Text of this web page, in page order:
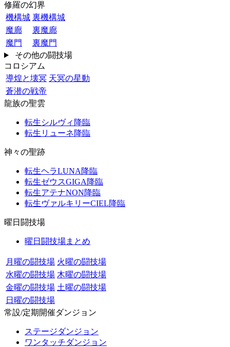
修羅の幻界
機構城 裏機構城
魔廊
裏魔廊
魔門
裏魔門
その他の闘技場
コロシアム
導煌と壊冥 天冥の星動
蒼潜の戦帝
龍族の聖雲
転生シルヴィ降臨
転生リューネ降臨
神々の聖跡
転生ヘラLUNA降臨
転生ゼウスGIGA降臨
転生アテナNON降臨
転生ヴァルキリーCIEL降臨
曜日闘技場
曜日闘技場まとめ
月曜の闘技場 火曜の闘技場
水曜の闘技場 木曜の闘技場
金曜の闘技場 土曜の闘技場
日曜の闘技場
常設/定期開催ダンジョン
ステージダンジョン
ワンタッチダンジョン